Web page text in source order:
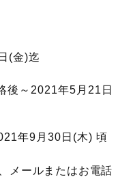
(金)迄
後～2021年5月21日
年9月30日(木) 頃
メールまたはお電話